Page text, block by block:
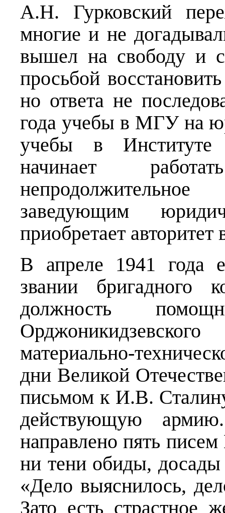
А.Н. Гурковский
многие и не
вышел на свободу и
просьбой
но ответа не
года учебы в МГУ на
учебы в Институте
начинает
заведующим
приобретает авторитет
В апреле 1941 года
звании бригадного
должность
материально-
дни Великой
письмом к И.В.
действующую
направлено пять
ни тени обиды,
«Дело выяснилось,
Зато есть страстное